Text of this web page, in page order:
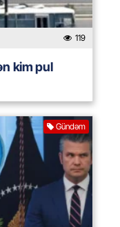
119
kim pul
Gündəm